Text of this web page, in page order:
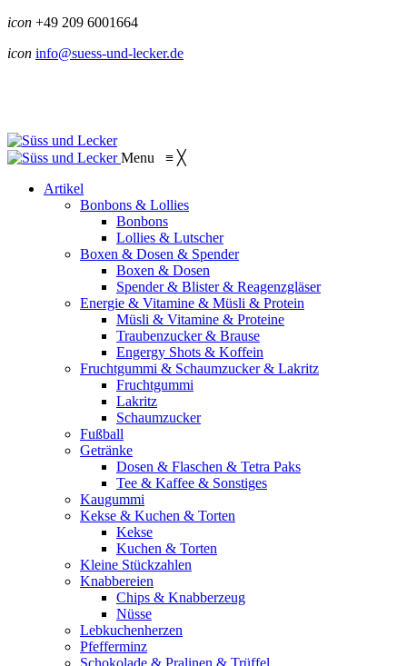
icon +49 209 6001664
icon info@suess-und-lecker.de
Menu ≡ ╳
Artikel
Bonbons & Lollies
Bonbons
Lollies & Lutscher
Boxen & Dosen & Spender
Boxen & Dosen
Spender & Blister & Reagenzgläser
Energie & Vitamine & Müsli & Protein
Müsli & Vitamine & Proteine
Traubenzucker & Brause
Engergy Shots & Koffein
Fruchtgummi & Schaumzucker & Lakritz
Fruchtgummi
Lakritz
Schaumzucker
Fußball
Getränke
Dosen & Flaschen & Tetra Paks
Tee & Kaffee & Sonstiges
Kaugummi
Kekse & Kuchen & Torten
Kekse
Kuchen & Torten
Kleine Stückzahlen
Knabbereien
Chips & Knabberzeug
Nüsse
Lebkuchenherzen
Pfefferminz
Schokolade & Pralinen & Trüffel